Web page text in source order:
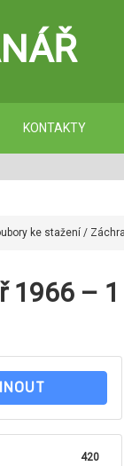
KONTAKTY
ke stažení /
1966 – 1
420